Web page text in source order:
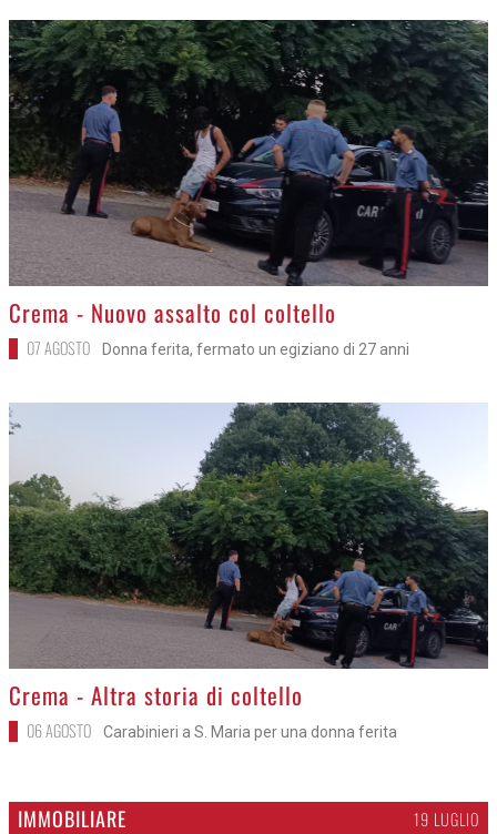
>
Crema - Nuovo assalto col coltello
07 AGOSTO Donna ferita, fermato un egiziano di 27 anni
>
Crema - Altra storia di coltello
06 AGOSTO Carabinieri a S. Maria per una donna ferita
IMMOBILIARE 19 LUGLIO